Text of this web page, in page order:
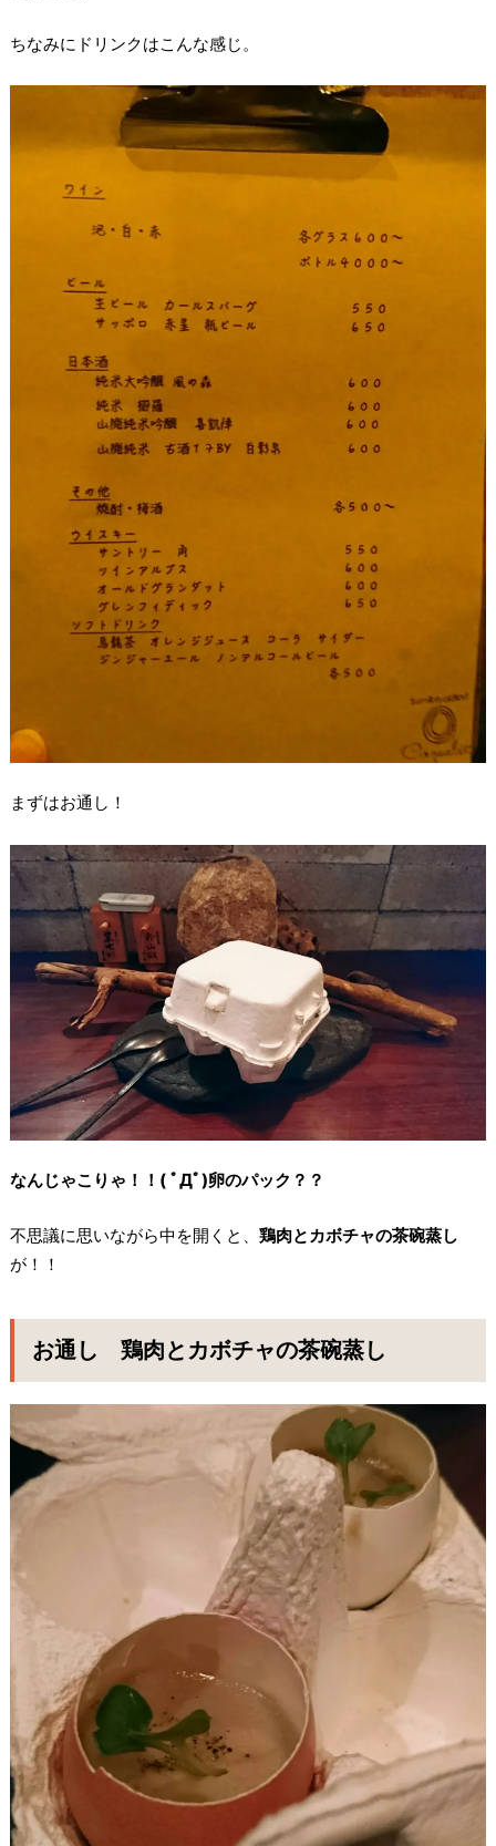
ちなみにドリンクはこんな感じ。
まずはお通し！
なんじゃこりゃ！！( ﾟДﾟ)卵のパック？？
不思議に思いながら中を開くと、 鶏肉とカボチャの茶碗蒸し
が！！
お通し 鶏肉とカボチャの茶碗蒸し